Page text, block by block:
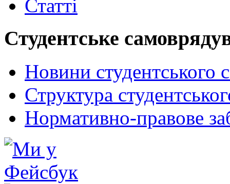
Статті
Студентське
Новини студентського
Структура
Нормативно-правове